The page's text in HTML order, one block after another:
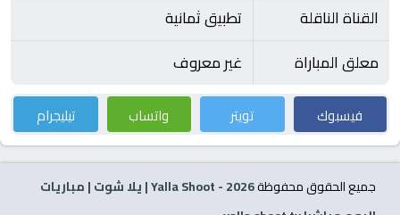
القناة الناقلة
تطبيق ثمانية
معلق المباراة
غير معروف
فيسبوك تويتر واتساب تيليجرام
جميع الحقوق محفوظة2026
- Yalla Shoot | يلا شوت | مباريات